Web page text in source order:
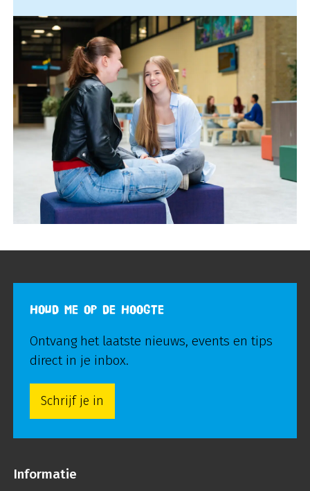
HOUD ME OP DE HOOGTE
Ontvang het laatste nieuws, events en tips
direct in je inbox.
Schrijf je in
Informatie